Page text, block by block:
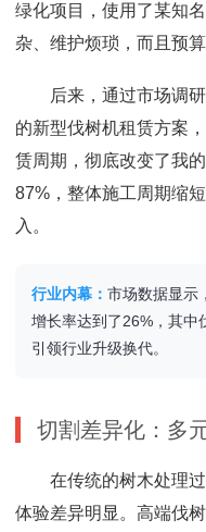
绿化项目，使用了某知
杂、维护烦琐，而且预算
后来，通过市场调
的新型伐树机租赁方案
赁周期，彻底改变了我
87%，整体施工周期缩
入。
行业内幕： 市场数据显示
增长率达到了26%，其中
引领行业升级换代。
切割差异化：多
在传统的树木处理
体验差异明显。高端伐